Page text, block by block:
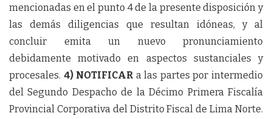
mencionadas en el punto 4 de la presente disposición y
las demás diligencias que resultan idóneas, y al
concluir emita un nuevo pronunciamiento
debidamente motivado en aspectos sustanciales y
procesales. 4) NOTIFICAR a las partes por intermedio
del Segundo Despacho de la Décimo Primera Fiscalía
Provincial Corporativa del Distrito Fiscal de Lima Norte.